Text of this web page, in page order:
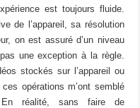
est toujours fluide.
de l’appareil, sa résolution
on est assuré d’un niveau
une exception à la règle.
stockés sur l’appareil ou
opérations m’ont semblé
En réalité, sans faire de